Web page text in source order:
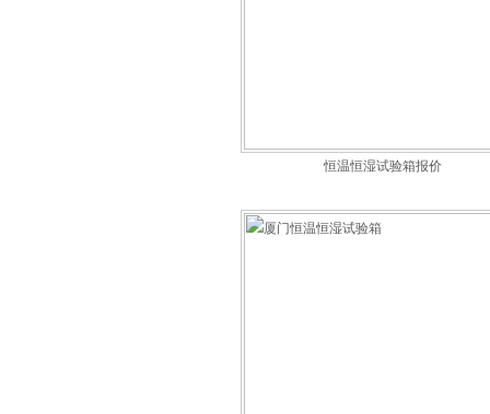
恒温恒湿试验箱报价